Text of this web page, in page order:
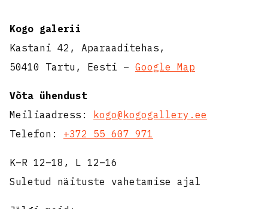
Iga maastik on hingeseisund
Piret Karro. Kunst.ee. Eesti
ajakiri. 1/2016
An Education – Laura Põld
Six Questions: Laura Põld
Tique. 2017
Kogo galerii
Kastani 42, Aparaaditehas,
50410 Tartu, Eesti – Google Map
Võta ühendust
Meiliaadress:
kogo@kogogallery.ee
Telefon: +372 55 607 971
K–R 12–18, L 12–16
Suletud näituste vahetamise ajal